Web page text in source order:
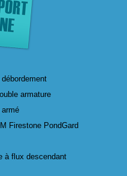
armature
Firestone PondGard
à flux descendant